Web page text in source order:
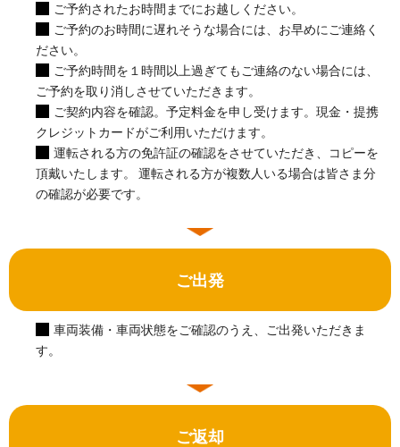
ご予約されたお時間までにお越しください。
ご予約のお時間に遅れそうな場合には、お早めにご連絡く
ださい。
ご予約時間を１時間以上過ぎてもご連絡のない場合には、
ご予約を取り消しさせていただきます。
ご契約内容を確認。予定料金を申し受けます。現金・提携
クレジットカードがご利用いただけます。
運転される方の免許証の確認をさせていただき、コピーを
頂戴いたします。 運転される方が複数人いる場合は皆さま分
の確認が必要です。
ご出発
車両装備・車両状態をご確認のうえ、ご出発いただきま
す。
ご返却